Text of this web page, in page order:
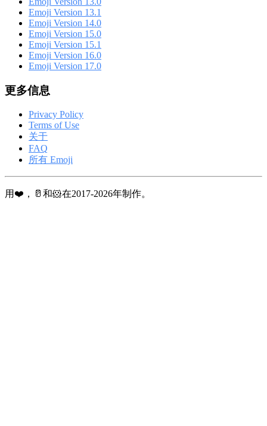
Emoji Version 13.1
Emoji Version 14.0
Emoji Version 15.0
Emoji Version 15.1
Emoji Version 16.0
Emoji Version 17.0
更多信息
Privacy Policy
Terms of Use
关于
FAQ
所有 Emoji
用❤️，🥛和🐹在2017-2026年制作。